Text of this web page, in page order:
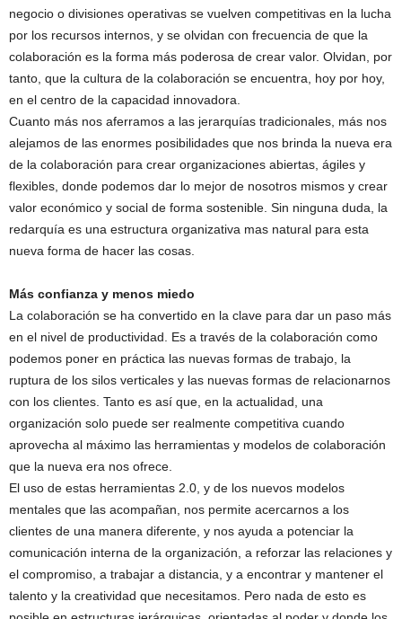
negocio o divisiones operativas se vuelven competitivas en la lucha
por los recursos internos, y se olvidan con frecuencia de que la
colaboración es la forma más poderosa de crear valor. Olvidan, por
tanto, que la cultura de la colaboración se encuentra, hoy por hoy,
en el centro de la capacidad innovadora.
Cuanto más nos aferramos a las jerarquías tradicionales, más nos
alejamos de las enormes posibilidades que nos brinda la nueva era
de la colaboración para crear organizaciones abiertas, ágiles y
flexibles, donde podemos dar lo mejor de nosotros mismos y crear
valor económico y social de forma sostenible. Sin ninguna duda, la
redarquía es una estructura organizativa mas natural para esta
nueva forma de hacer las cosas.
Más confianza y menos miedo
La colaboración se ha convertido en la clave para dar un paso más
en el nivel de productividad. Es a través de la colaboración como
podemos poner en práctica las nuevas formas de trabajo, la
ruptura de los silos verticales y las nuevas formas de relacionarnos
con los clientes. Tanto es así que, en la actualidad, una
organización solo puede ser realmente competitiva cuando
aprovecha al máximo las herramientas y modelos de colaboración
que la nueva era nos ofrece.
El uso de estas herramientas 2.0, y de los nuevos modelos
mentales que las acompañan, nos permite acercarnos a los
clientes de una manera diferente, y nos ayuda a potenciar la
comunicación interna de la organización, a reforzar las relaciones y
el compromiso, a trabajar a distancia, y a encontrar y mantener el
talento y la creatividad que necesitamos. Pero nada de esto es